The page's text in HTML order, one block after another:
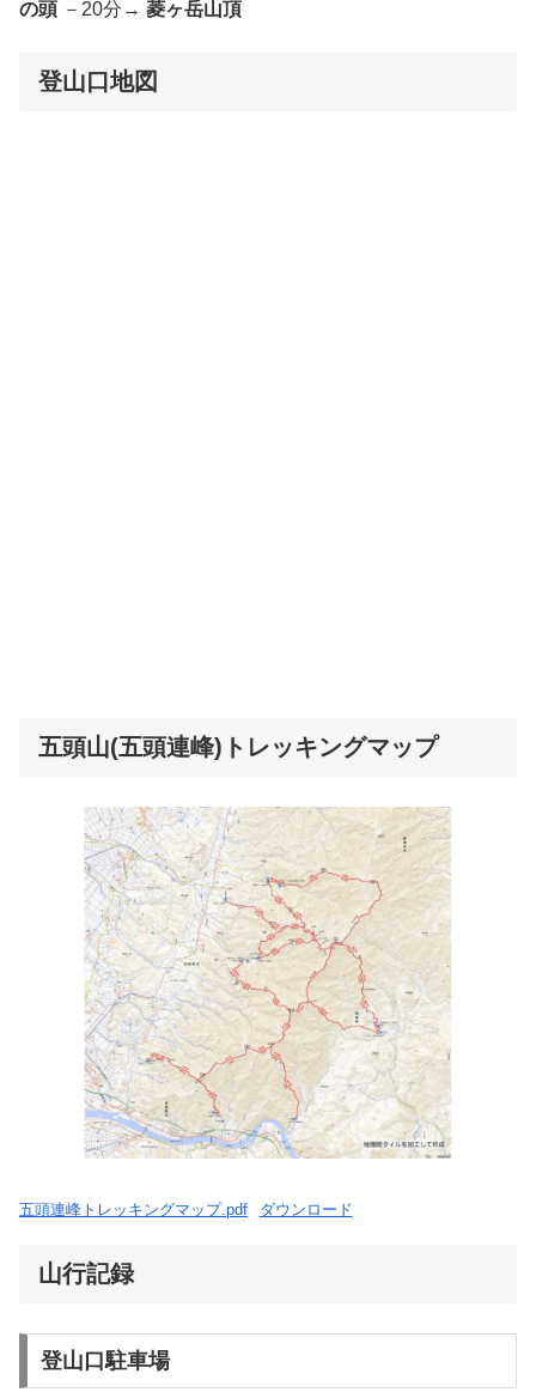
の頭 －20分→ 菱ヶ岳山頂
登山口地図
五頭山(五頭連峰)トレッキングマップ
五頭連峰トレッキングマップ.pdf ダウンロード
山行記録
登山口駐車場